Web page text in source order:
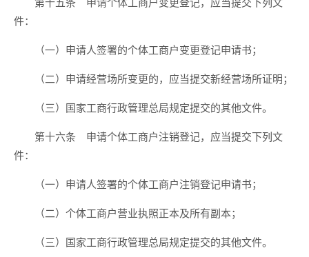
第十五条 申请个体工商户变更登记，应当提交下列文
件：
（一）申请人签署的个体工商户变更登记申请书；
（二）申请经营场所变更的，应当提交新经营场所证明；
（三）国家工商行政管理总局规定提交的其他文件。
第十六条 申请个体工商户注销登记，应当提交下列文
件：
（一）申请人签署的个体工商户注销登记申请书；
（二）个体工商户营业执照正本及所有副本；
（三）国家工商行政管理总局规定提交的其他文件。